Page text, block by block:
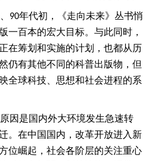
90年代初，《走向未来》丛书悄
一百本的宏大目标。与此同时，
在筹划和实施的计划，也都从历
仍有其他不同的科普出版物，但
全球科技、思想和社会进程的系
因是国内外大环境发生急速转
。在中国国内，改革开放进入新
位崛起，社会各阶层的关注重心